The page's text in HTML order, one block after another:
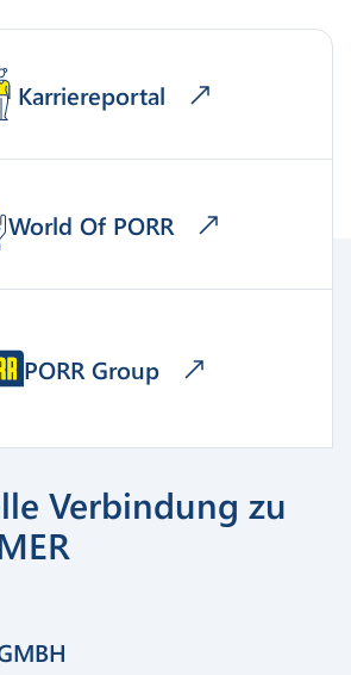
Karriereportal
World Of PORR
PORR Group
Verbindung zu